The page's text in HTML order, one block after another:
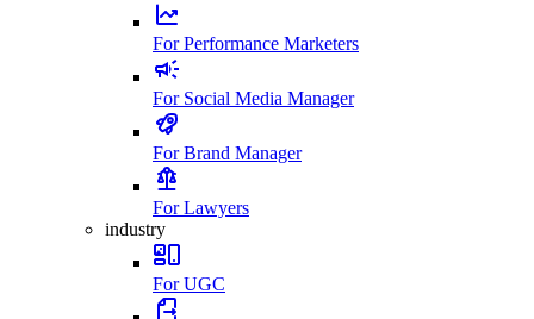
For Performance Marketers
For Social Media Manager
For Brand Manager
For Lawyers
industry
For UGC